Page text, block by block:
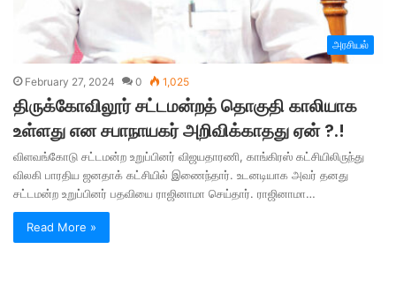
அரசியல்
February 27, 2024 0 1,025
திருக்கோவிலூர் சட்டமன்றத் தொகுதி காலியாக
உள்ளது என சபாநாயகர் அறிவிக்காதது ஏன் ?.!
விளவங்கோடு சட்டமன்ற உறுப்பினர் விஜயதாரணி, காங்கிரஸ் கட்சியிலிருந்து
விலகி பாரதிய ஜனதாக் கட்சியில் இணைந்தார். உடனடியாக அவர் தனது
சட்டமன்ற உறுப்பினர் பதவியை ராஜினாமா செய்தார். ராஜினாமா…
Read More »